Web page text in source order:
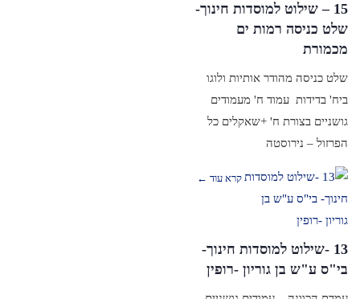
15 – שילוט למוסדות חינוך-
שלט כניסה רמות ים
מכמורת
שלט כניסה מהודר אותיות ולוגו
ביח' בדידות עמוד ח' מעמודים
גושניים בצורת ח' +שאקלים כל
הפרזול – נירוסטה
קרא עוד ←
13 -שילוט למוסדות חינוך-
בי"ס ע"ש בן גוריון -רופין